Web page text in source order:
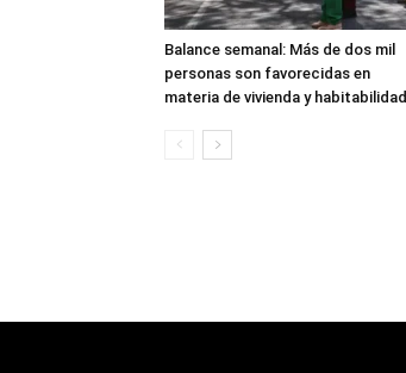
Balance semanal: Más de dos mil
personas son favorecidas en
materia de vivienda y habitabilidad